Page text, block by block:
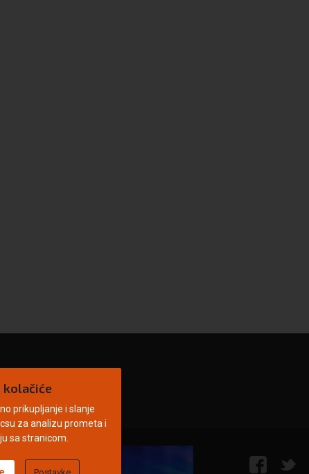
kolačiće
prikupljanje i slanje
za analizu prometa i
sa stranicom.